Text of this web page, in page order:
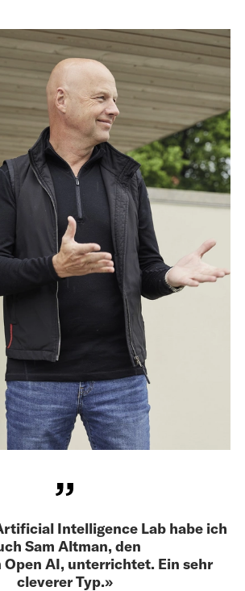
Intelligence Lab habe ich
Sam Altman, den
Open AI, unterrichtet. Ein sehr
cleverer Typ.»